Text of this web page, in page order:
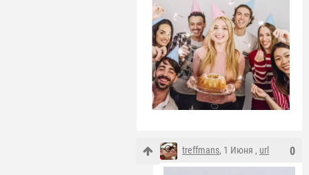
0
treffmans, 1 Июня , url